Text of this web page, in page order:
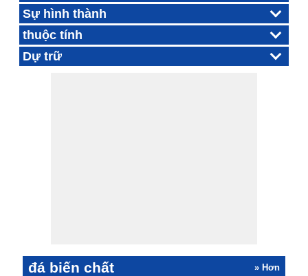
Sự hình thành
thuộc tính
Dự trữ
đá biến chất » Hơn